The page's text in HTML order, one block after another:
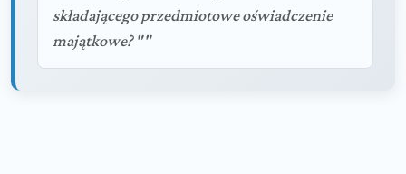
składającego przedmiotowe oświadczenie
majątkowe? ""